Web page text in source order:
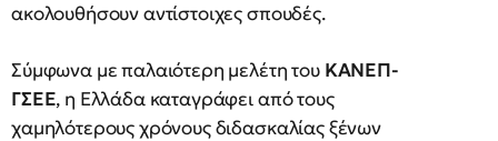
ακολουθήσουν αντίστοιχες σπουδές.
Σύμφωνα με παλαιότερη μελέτη τουΚΑΝΕΠ-
ΓΣΕΕ, η Ελλάδα καταγράφει από τους
χαμηλότερους χρόνους διδασκαλίας ξένων